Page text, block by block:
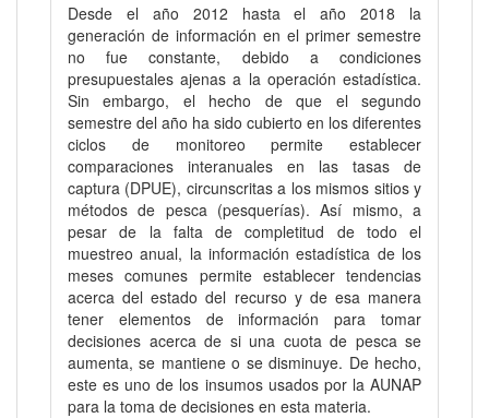
Desde el año 2012 hasta el año 2018 la
generación de información en el primer semestre
no fue constante, debido a condiciones
presupuestales ajenas a la operación estadística.
Sin embargo, el hecho de que el segundo
semestre del año ha sido cubierto en los diferentes
ciclos de monitoreo permite establecer
comparaciones interanuales en las tasas de
captura (DPUE), circunscritas a los mismos sitios y
métodos de pesca (pesquerías). Así mismo, a
pesar de la falta de completitud de todo el
muestreo anual, la información estadística de los
meses comunes permite establecer tendencias
acerca del estado del recurso y de esa manera
tener elementos de información para tomar
decisiones acerca de si una cuota de pesca se
aumenta, se mantiene o se disminuye. De hecho,
este es uno de los insumos usados por la AUNAP
para la toma de decisiones en esta materia.